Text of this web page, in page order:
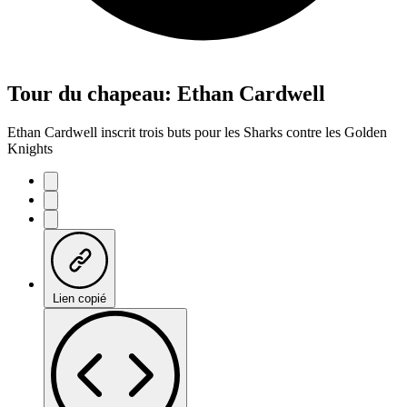
Tour du chapeau: Ethan Cardwell
Ethan Cardwell inscrit trois buts pour les Sharks contre les Golden
Knights
Lien copié